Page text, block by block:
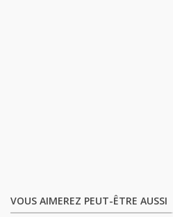
VOUS AIMEREZ PEUT-ÊTRE AUSSI